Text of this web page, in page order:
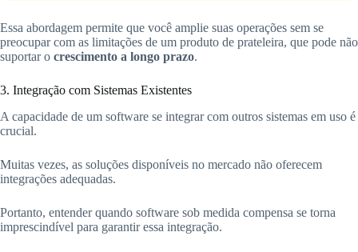
Essa abordagem permite que você amplie suas operações sem se
preocupar com as limitações de um produto de prateleira, que pode não
suportar o crescimento a longo prazo.
3. Integração com Sistemas Existentes
A capacidade de um software se integrar com outros sistemas em uso é
crucial.
Muitas vezes, as soluções disponíveis no mercado não oferecem
integrações adequadas.
Portanto, entender quando software sob medida compensa se torna
imprescindível para garantir essa integração.